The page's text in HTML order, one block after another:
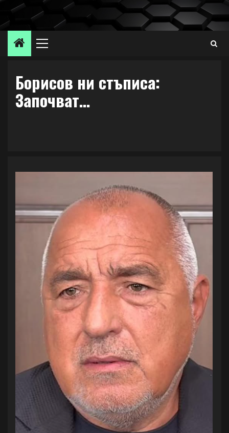
Skip
content
Primary
Борисов ни стъписа:
Започват…